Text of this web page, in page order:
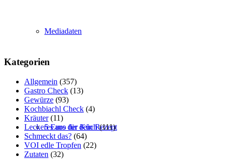
Mediadaten
5 Euro für dein Rezept
Kategorien
Allgemein (357)
Gastro Check (13)
Gewürze (93)
Kochbiachl Check (4)
Kräuter(11)
Leckeres aus der Küch(111)
Schmeckt das? (64)
VOI edle Tropfen (22)
Zutaten (32)